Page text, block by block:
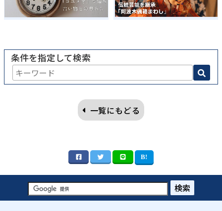
条件を指定して検索
一覧にもどる
検索